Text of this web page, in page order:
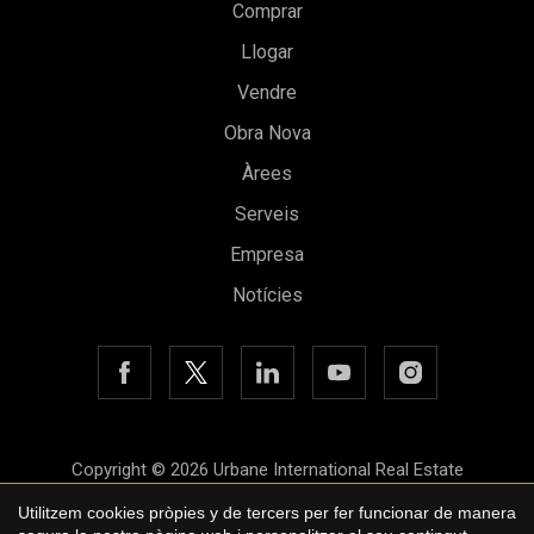
Comprar
Llogar
Vendre
Obra Nova
Àrees
Serveis
Empresa
Notícies
Copyright © 2026 Urbane International Real Estate
Avís legal
Utilitzem cookies pròpies y de tercers per fer funcionar de manera